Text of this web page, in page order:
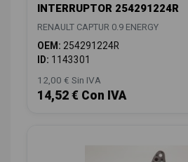
INTERRUPTOR 254291224R
RENAULT CAPTUR 0.9 ENERGY
OEM: 254291224R
ID: 1143301
12,00 € Sin IVA
14,52 € Con IVA